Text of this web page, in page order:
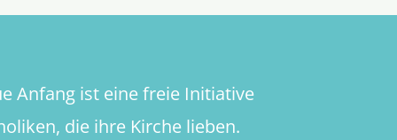
Anfang ist eine freie Initiative
die ihre Kirche lieben.